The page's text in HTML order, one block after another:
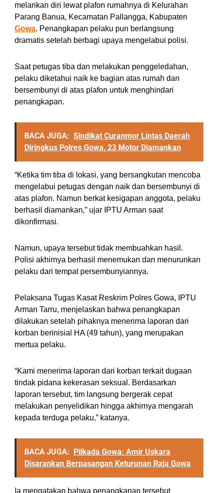
melarikan diri lewat plafon rumahnya di Kelurahan
Parang Banua, Kecamatan Pallangga, Kabupaten
Gowa. Penangkapan pelaku pun berlangsung
dramatis setelah berbagi upaya mengelabui polisi.
Saat petugas tiba dan melakukan penggeledahan,
pelaku diketahui naik ke bagian atas rumah dan
bersembunyi di atas plafon untuk menghindari
penangkapan.
BACA JUGA: Sindikat Curanmor Lintas Daerah
Diringkus Polres Gowa, 23 Motor Diamankan
“Ketika tim tiba di lokasi, yang bersangkutan mencoba
mengelabui petugas dengan naik dan bersembunyi di
atas plafon. Namun berkat kesigapan anggota, pelaku
berhasil diamankan,” ujar IPTU Arman saat
dikonfirmasi.
Namun, upaya tersebut tidak membuahkan hasil.
Polisi akhirnya berhasil menemukan dan menurunkan
pelaku dari tempat persembunyiannya.
Pelaksana Tugas Kasat Reskrim Polres Gowa, IPTU
Arman Tarru, menjelaskan bahwa penangkapan
dilakukan setelah pihaknya menerima laporan dari
korban berinisial HA (49 tahun), yang merupakan
mertua pelaku.
“Kami menerima laporan dari korban terkait dugaan
tindak pidana kekerasan seksual. Berdasarkan
laporan tersebut, tim langsung bergerak cepat
melakukan penyelidikan hingga akhirnya mengarah
kepada terduga pelaku,” katanya.
BACA JUGA: Pilkada Gowa: Amir Uskara
Disarankan Berpasangan Keturunan Raja Gowa
Ia mengatakan bahwa penangkapan tersebut